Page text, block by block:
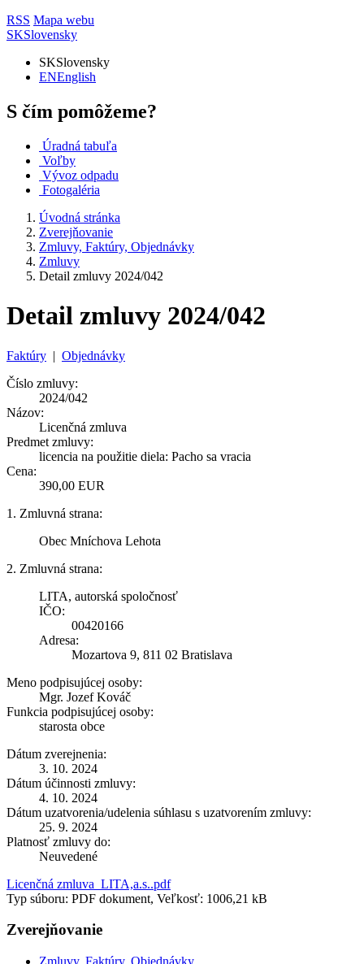
RSS Mapa webu
SKSlovensky
SKSlovensky
ENEnglish
S čím pomôžeme?
Úradná tabuľa
Voľby
Vývoz odpadu
Fotogaléria
Úvodná stránka
Zverejňovanie
Zmluvy, Faktúry, Objednávky
Zmluvy
Detail zmluvy 2024/042
Detail zmluvy 2024/042
Faktúry | Objednávky
Číslo zmluvy:
2024/042
Názov:
Licenčná zmluva
Predmet zmluvy:
licencia na použitie diela: Pacho sa vracia
Cena:
390,00 EUR
1. Zmluvná strana:
Obec Mníchova Lehota
2. Zmluvná strana:
LITA, autorská spoločnosť
IČO:
00420166
Adresa:
Mozartova 9, 811 02 Bratislava
Meno podpisujúcej osoby:
Mgr. Jozef Kováč
Funkcia podpisujúcej osoby:
starosta obce
Dátum zverejnenia:
3. 10. 2024
Dátum účinnosti zmluvy:
4. 10. 2024
Dátum uzatvorenia/udelenia súhlasu s uzatvorením zmluvy:
25. 9. 2024
Platnosť zmluvy do:
Neuvedené
Licenčná zmluva_LITA,a.s..pdf
Typ súboru: PDF dokument, Veľkosť: 1006,21 kB
Zverejňovanie